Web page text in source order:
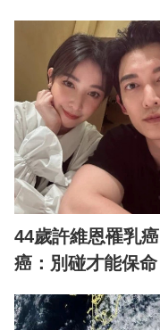
44歲許維恩罹乳
癌：別碰才能保命